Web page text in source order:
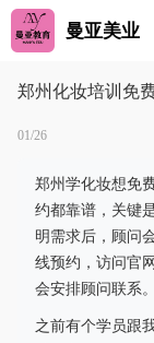
曼亚美业
郑州化妆培训免
01/26
郑州学化妆想免
约都靠谱，关键
明需求后，顾问
线预约，访问官
会安排顾问联系。
之前有个学员跟